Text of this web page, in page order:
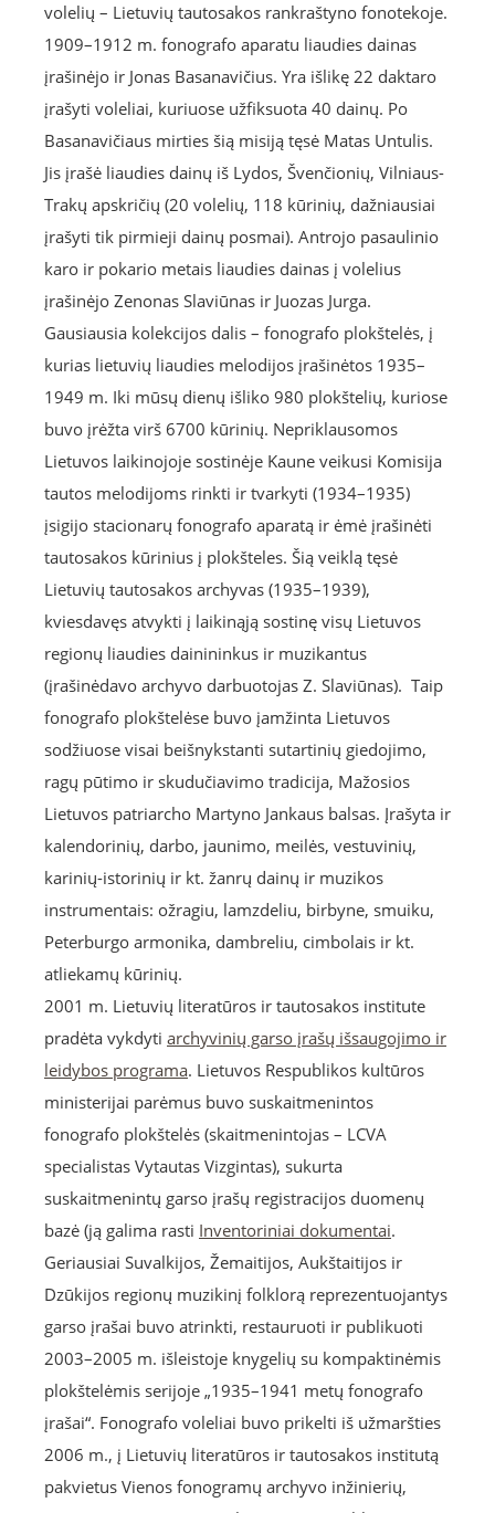
volelių – Lietuvių tautosakos rankraštyno fonotekoje.
1909–1912 m. fonografo aparatu liaudies dainas
įrašinėjo ir Jonas Basanavičius. Yra išlikę 22 daktaro
įrašyti voleliai, kuriuose užfiksuota 40 dainų. Po
Basanavičiaus mirties šią misiją tęsė Matas Untulis.
Jis įrašė liaudies dainų iš Lydos, Švenčionių, Vilniaus-
Trakų apskričių (20 volelių, 118 kūrinių, dažniausiai
įrašyti tik pirmieji dainų posmai). Antrojo pasaulinio
karo ir pokario metais liaudies dainas į volelius
įrašinėjo Zenonas Slaviūnas ir Juozas Jurga.
Gausiausia kolekcijos dalis – fonografo plokštelės, į
kurias lietuvių liaudies melodijos įrašinėtos 1935–
1949 m. Iki mūsų dienų išliko 980 plokštelių, kuriose
buvo įrėžta virš 6700 kūrinių. Nepriklausomos
Lietuvos laikinojoje sostinėje Kaune veikusi Komisija
tautos melodijoms rinkti ir tvarkyti (1934–1935)
įsigijo stacionarų fonografo aparatą ir ėmė įrašinėti
tautosakos kūrinius į plokšteles. Šią veiklą tęsė
Lietuvių tautosakos archyvas (1935–1939),
kviesdavęs atvykti į laikinąją sostinę visų Lietuvos
regionų liaudies dainininkus ir muzikantus
(įrašinėdavo archyvo darbuotojas Z. Slaviūnas). Taip
fonografo plokštelėse buvo įamžinta Lietuvos
sodžiuose visai beišnykstanti sutartinių giedojimo,
ragų pūtimo ir skudučiavimo tradicija, Mažosios
Lietuvos patriarcho Martyno Jankaus balsas. Įrašyta ir
kalendorinių, darbo, jaunimo, meilės, vestuvinių,
karinių-istorinių ir kt. žanrų dainų ir muzikos
instrumentais: ožragiu, lamzdeliu, birbyne, smuiku,
Peterburgo armonika, dambreliu, cimbolais ir kt.
atliekamų kūrinių.
2001 m. Lietuvių literatūros ir tautosakos institute
pradėta vykdyti archyvinių garso įrašų išsaugojimo ir
leidybos programa. Lietuvos Respublikos kultūros
ministerijai parėmus buvo suskaitmenintos
fonografo plokštelės (skaitmenintojas – LCVA
specialistas Vytautas Vizgintas), sukurta
suskaitmenintų garso įrašų registracijos duomenų
bazė (ją galima rasti Inventoriniai dokumentai.
Geriausiai Suvalkijos, Žemaitijos, Aukštaitijos ir
Dzūkijos regionų muzikinį folklorą reprezentuojantys
garso įrašai buvo atrinkti, restauruoti ir publikuoti
2003–2005 m. išleistoje knygelių su kompaktinėmis
plokštelėmis serijoje „1935–1941 metų fonografo
įrašai“. Fonografo voleliai buvo prikelti iš užmaršties
2006 m., į Lietuvių literatūros ir tautosakos institutą
pakvietus Vienos fonogramų archyvo inžinierių,